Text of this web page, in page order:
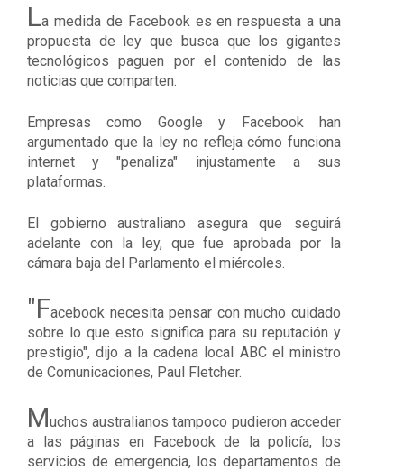
La medida de Facebook es en respuesta a una
propuesta de ley que busca que los gigantes
tecnológicos paguen por el contenido de las
noticias que comparten.
Empresas como Google y Facebook han
argumentado que la ley no refleja cómo funciona
internet y "penaliza" injustamente a sus
plataformas.
El gobierno australiano asegura que seguirá
adelante con la ley, que fue aprobada por la
cámara baja del Parlamento el miércoles.
"Facebook necesita pensar con mucho cuidado
sobre lo que esto significa para su reputación y
prestigio", dijo a la cadena local ABC el ministro
de Comunicaciones, Paul Fletcher.
Muchos australianos tampoco pudieron acceder
a las páginas en Facebook de la policía, los
servicios de emergencia, los departamentos de